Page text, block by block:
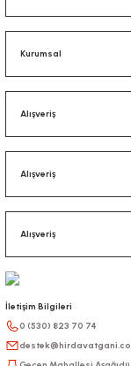
Kurumsal
Alışveriş
Alışveriş
Alışveriş
İletişim Bilgileri
0 (530) 823 70 74